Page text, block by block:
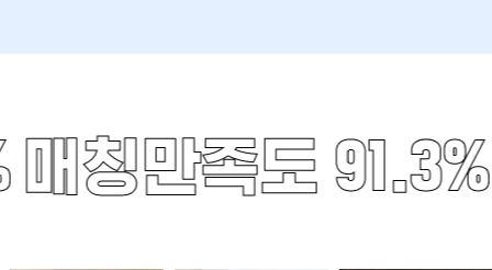
매칭만족도 91.3%